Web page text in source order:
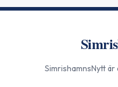
SimrishamnsNyttär